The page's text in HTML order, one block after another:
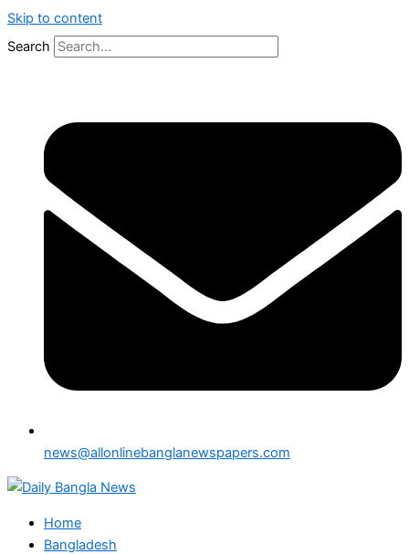
Skip to content
Search
news@allonlinebanglanewspapers.com
Home
Bangladesh